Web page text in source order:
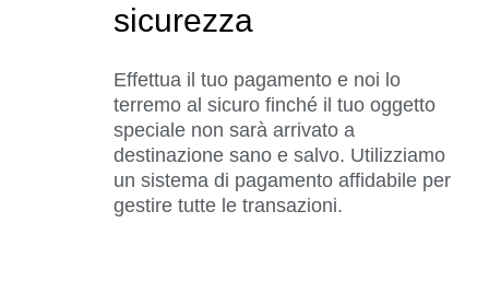
sicurezza
Effettua il tuo pagamento e noi lo
terremo al sicuro finché il tuo oggetto
speciale non sarà arrivato a
destinazione sano e salvo. Utilizziamo
un sistema di pagamento affidabile per
gestire tutte le transazioni.